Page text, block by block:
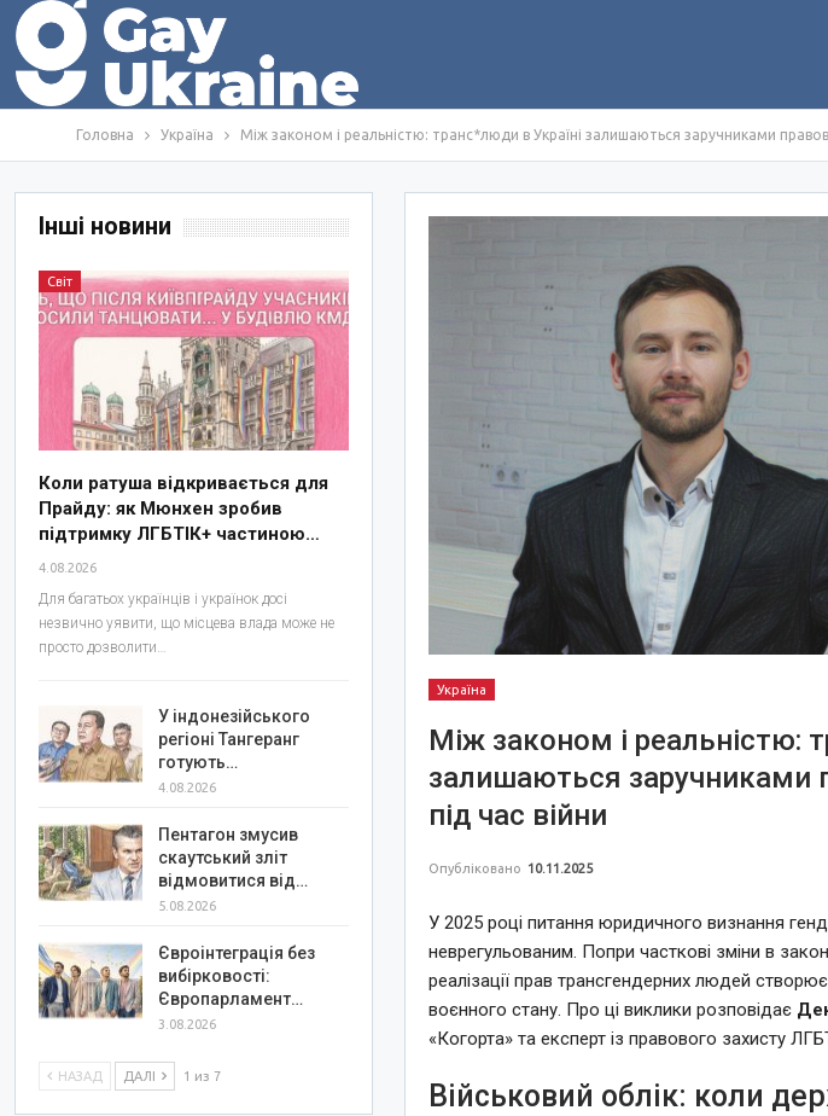
Головна Україна Між законом і реальністю: транс*люди в Україні залишаються заручниками
Україна
Між законом і реальністю:
залишаються заручниками
під час війни
Опубліковано 10.11.2025
У 2025 році питання юридичного визнання
неврегульованим. Попри часткові зміни в
реалізації прав трансгендерних людей
воєнного стану. Про ці виклики розповідає
«Когорта» та експерт із правового захисту
Військовий облік: коли
Інші новини
Світ
Коли ратуша відкривається для
Прайду: як Мюнхен зробив
підтримку ЛГБТІК+ частиною…
4.08.2026
Для багатьох українців і українок досі
незвично уявити, що місцева влада може не
просто дозволити…
У індонезійського
регіоні Тангеранг
готують…
4.08.2026
Пентагон змусив
скаутський зліт
відмовитися від…
5.08.2026
Євроінтеграція без
вибірковості:
Європарламент…
3.08.2026
НАЗАД ДАЛІ 1 из 7